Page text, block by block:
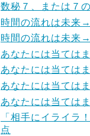
数秘７、または７
時間の流れは未来
時間の流れは未来
あなたには当ては
あなたには当ては
あなたには当ては
あなたには当ては
「相手にイライラ
点